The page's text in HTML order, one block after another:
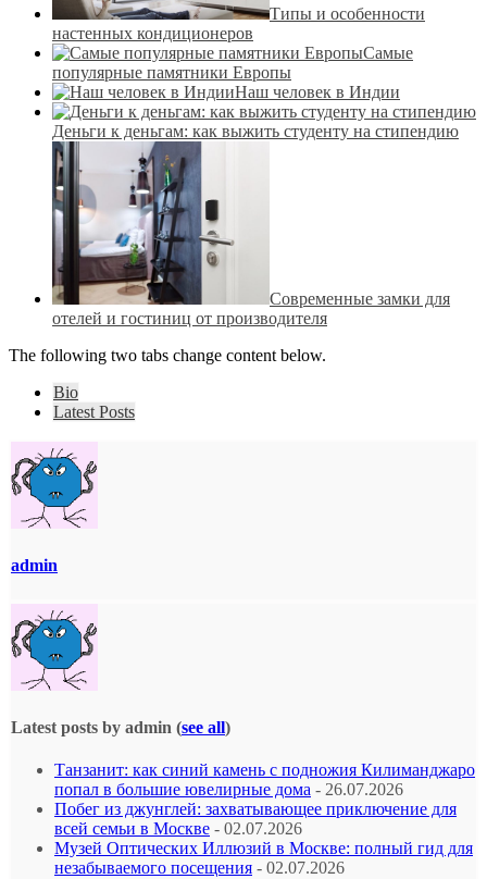
Типы и особенности
настенных кондиционеров
Самые
популярные памятники Европы
Наш человек в Индии
Деньги к деньгам: как выжить студенту на стипендию
Современные замки для
отелей и гостиниц от производителя
The following two tabs change content below.
Bio
Latest Posts
admin
Latest posts by admin (see all)
Танзанит: как синий камень с подножия Килиманджаро
попал в большие ювелирные дома - 26.07.2026
Побег из джунглей: захватывающее приключение для
всей семьи в Москве - 02.07.2026
Музей Оптических Иллюзий в Москве: полный гид для
незабываемого посещения - 02.07.2026